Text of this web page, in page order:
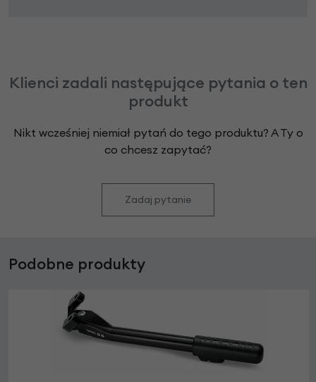
Klienci zadali następujące pytania o ten
produkt
Nikt wcześniej niemiał pytań do tego produktu? A Ty o
co chcesz zapytać?
Zadaj pytanie
Podobne produkty